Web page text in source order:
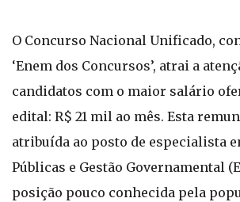
O Concurso Nacional Unificado,
‘Enem dos Concursos’, atrai a
candidatos com o maior salário
edital: R$ 21 mil ao mês. Esta
atribuída ao posto de especialista
Públicas e Gestão Governamental
posição pouco conhecida pela